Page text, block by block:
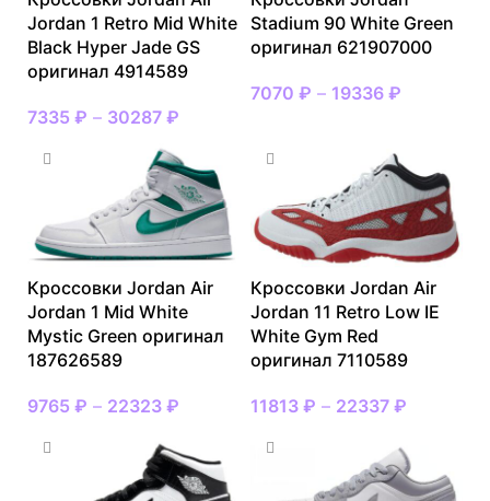
Jordan 1 Retro Mid White
Black Hyper Jade GS
оригинал 4914589
7335 ₽ – 30287 ₽
Stadium 90 White Green
оригинал 621907000
7070 ₽ – 19336 ₽
Кроссовки Jordan Air
Jordan 1 Mid White
Mystic Green оригинал
187626589
9765 ₽ – 22323 ₽
Кроссовки Jordan Air
Jordan 11 Retro Low IE
White Gym Red
оригинал 7110589
11813 ₽ – 22337 ₽